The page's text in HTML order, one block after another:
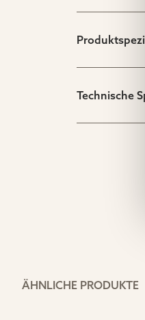
Technische
ÄHNLICHE PRODUKTE